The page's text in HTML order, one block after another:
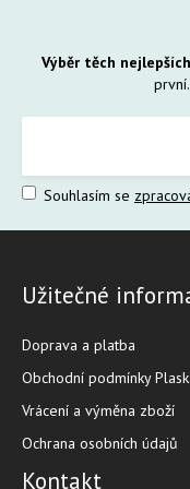
Výběr těch
Souhlasím se
Užitečné
Doprava a platba
Obchodní podmínky
Vrácení a výměna zboží
Ochrana osobních údajů
Kontakt